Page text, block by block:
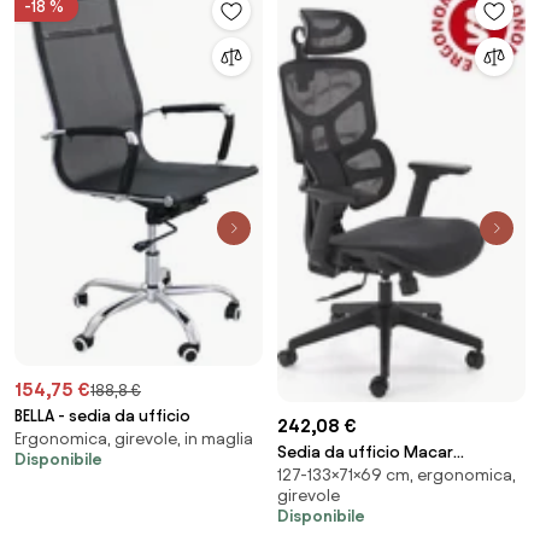
-18 %
154,75 €188,8 €
BELLA - sedia da ufficio
Ergonomica, girevole, in maglia
Disponibile
242,08 €
Sedia da ufficio Macar
ergonomica nera – 71x69x127-
133 cm
127-133×71×69 cm, ergonomica,
girevole
Disponibile